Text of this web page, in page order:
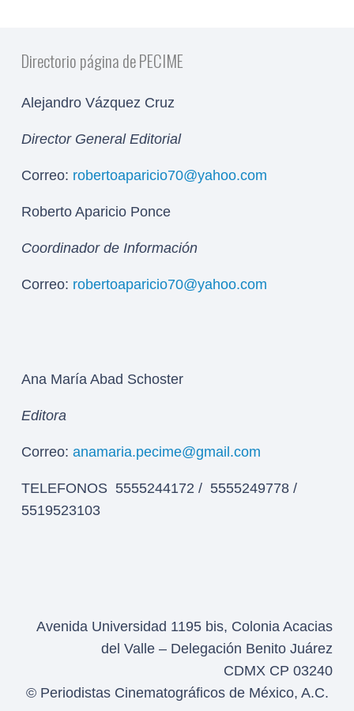
Directorio página de PECIME
Alejandro Vázquez Cruz
Director General Editorial
Correo: robertoaparicio70@yahoo.com
Roberto Aparicio Ponce
Coordinador de Información
Correo: robertoaparicio70@yahoo.com
Ana María Abad Schoster
Editora
Correo: anamaria.pecime@gmail.com
TELEFONOS 5555244172 / 5555249778 /
5519523103
Avenida Universidad 1195 bis, Colonia Acacias
del Valle – Delegación Benito Juárez
CDMX CP 03240
© Periodistas Cinematográficos de México, A.C.